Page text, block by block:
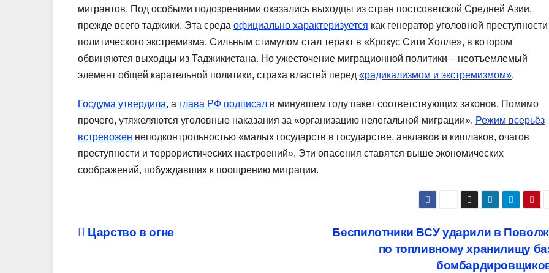
мигрантов. Под особыми подозрениями оказались выходцы из стран постсоветской Средней Азии,
прежде всего таджики. Эта среда официально характеризуется как генератор уголовной
политического экстремизма. Сильным стимулом стал теракт в «Крокус Сити Холле», в котором
обвиняются выходцы из Таджикистана. Но ужесточение миграционной политики – неотъемлемый
элемент общей карательной политики, страха властей перед «радикализмом и экстремизмом».
Госдума утвердила, а глава РФ подписал в минувшем году пакет соответствующих законов. Помимо
прочего, утяжеляются уголовные наказания за «организацию нелегальной миграции». Режим всерьёз
встревожен неподконтрольностью «малых государств в государстве, анклавов и кишлаков, очагов
преступности и террористических настроений». Эти опасения ставятся выше экономических
соображений, побуждавших к поощрению миграции.
Навигация
Беспилотники ВСУ ударили в
по топливному хранилищу
Царство в огне